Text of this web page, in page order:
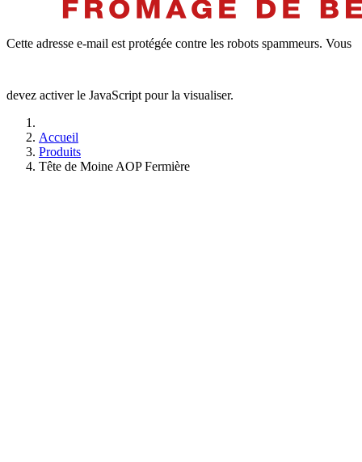
Cette adresse e-mail est protégée contre les robots spammeurs. Vous
devez activer le JavaScript pour la visualiser.
Accueil
Produits
Tête de Moine AOP Fermière